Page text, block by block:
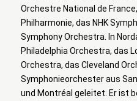
Orchestre National de
Philharmonie, das NHK
Symphony Orchestra. In
Philadelphia Orchestra, das
Orchestra, das Cleveland
Symphonieorchester aus
und Montréal geleitet. Er ist